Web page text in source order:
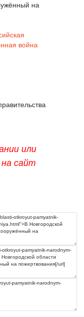
на
война
или
сайт